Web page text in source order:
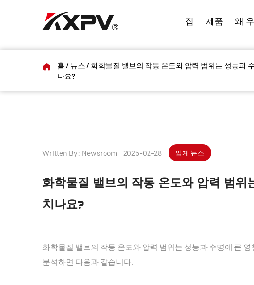
집 제품 왜
홈 / 뉴스 / 화학물질 밸브의 작동 온도와 압력 범위는 성능과
나요?
Written By: Newsroom 2025-02-28 업계 뉴스
화학물질 밸브의 작동 온도와 압력 범위
치나요?
화학물질 밸브의 작동 온도와 압력 범위는 성능과 수명에 큰
분석하면 다음과 같습니다.